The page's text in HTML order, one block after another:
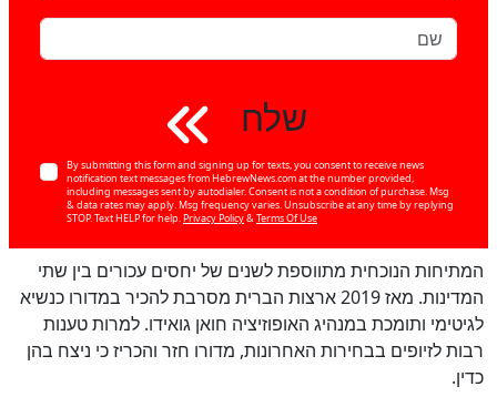
שלח
By submitting this form and signing up for texts, you consent to receive news
notification text messages from HebrewNews.com at the number provided,
including messages sent by autodialer. Consent is not a condition of purchase. Msg
& data rates may apply. Msg frequency varies. Unsubscribe at any time by replying
STOP. Text HELP for help. Privacy Policy& Terms Of Use
המתיחות הנוכחית מתווספת לשנים של יחסים עכורים בין שתי
המדינות. מאז 2019 ארצות הברית מסרבת להכיר במדורו כנשיא
לגיטימי ותומכת במנהיג האופוזיציה חואן גואידו. למרות טענות
רבות לזיופים בבחירות האחרונות, מדורו חזר והכריז כי ניצח בהן
כדין.